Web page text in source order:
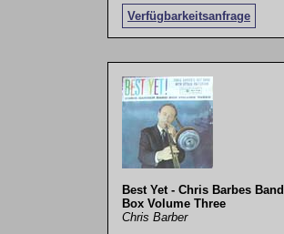
Verfügbarkeitsanfrage
Best Yet - Chris Barbes Band
Box Volume Three
Chris Barber